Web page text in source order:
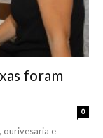
foram
0
ourivesaria e